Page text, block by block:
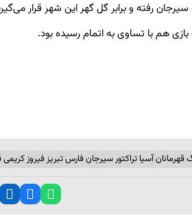
سیرجان رفته و برابر گل گهر این شهر قرار
قهرمانان آسیا تراکتور سیرجان فارس تبریز فیروز